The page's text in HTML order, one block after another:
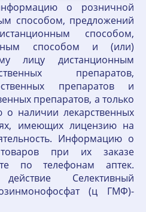
о розничной
способом, предложений
способом,
способом и (или)
лицу дистанционным
препаратов,
препаратов и
препаратов, а только
наличии лекарственных
имеющих лицензию на
Информацию о
при их заказе
по телефонам аптек.
действие Селективный
(ц ГМФ)-